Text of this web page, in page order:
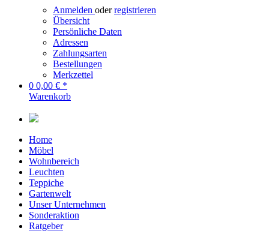
Anmelden oderregistrieren
Übersicht
Persönliche Daten
Adressen
Zahlungsarten
Bestellungen
Merkzettel
0 0,00 € *
Warenkorb
Home
Möbel
Wohnbereich
Leuchten
Teppiche
Gartenwelt
Unser Unternehmen
Sonderaktion
Ratgeber